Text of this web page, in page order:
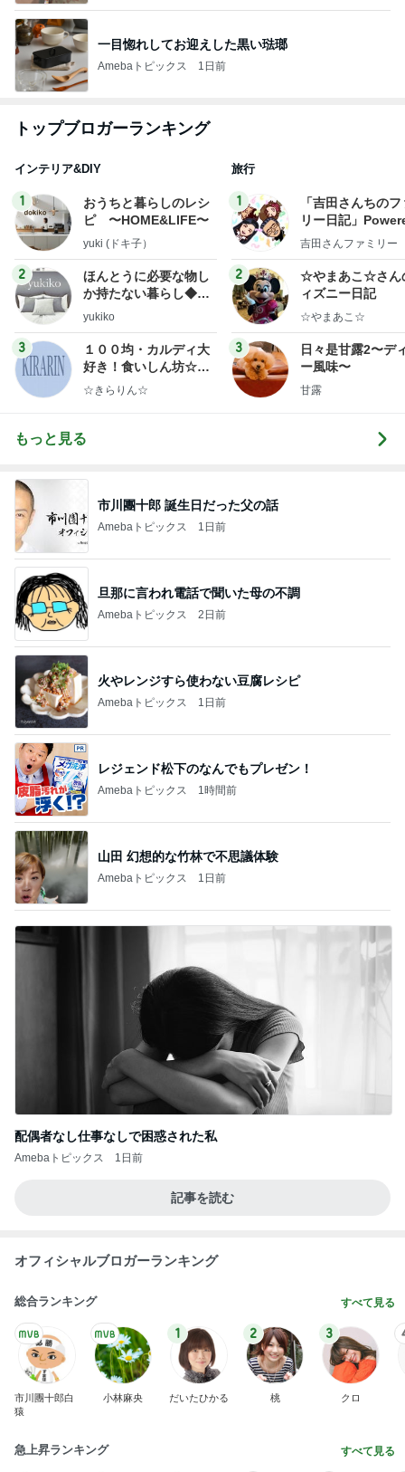
一目惚れしてお迎えした黒い琺瑯
Amebaトピックス 1日前
トップブロガーランキング
インテリア&DIY
1
おうちと暮らしのレシ
ピ 〜HOME&LIFE〜
yuki (ドキ子）
2
ほんとうに必要な物し
か持たない暮らし◆Ke
ep Life Simple◆〜イ
yukiko
3
１００均・カルディ大
好き！食いしん坊☆き
らりん☆のブログ
☆きらりん☆
旅行
1
「吉田さんちの
リー日記」
y Ameba 吉田さ
ログ
吉田さんファミリー
2
☆やまあこ☆さん
ィズニー日記
☆やまあこ☆
3
日々是甘露2〜デ
ー風味〜
甘露
もっと見る
市川團十郎 誕生日だった父の話
Amebaトピックス 1日前
旦那に言われ電話で聞いた母の不調
Amebaトピックス 2日前
火やレンジすら使わない豆腐レシピ
Amebaトピックス 1日前
レジェンド松下のなんでもプレゼン！
Amebaトピックス 1時間前
山田 幻想的な竹林で不思議体験
Amebaトピックス 1日前
配偶者なし仕事なしで困惑された私
Amebaトピックス 1日前
記事を読む
オフィシャルブロガーランキング
総合ランキング すべて見る
市川團十郎白
猿
小林麻央
1
だいたひかる
2
桃
3
クロ
急上昇ランキング すべて見る